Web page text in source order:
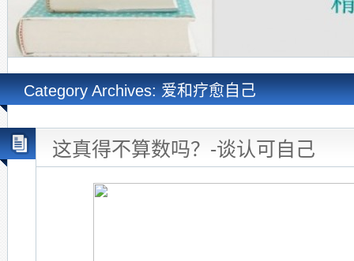
Category Archives: 爱和疗愈自己
这真得不算数吗？-谈认可自己